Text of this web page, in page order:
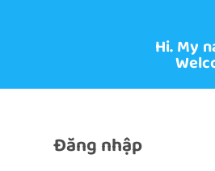
Hi. My
Đăng nhập